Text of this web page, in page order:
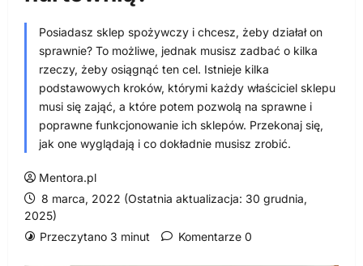
Posiadasz sklep spożywczy i chcesz, żeby działał on
sprawnie? To możliwe, jednak musisz zadbać o kilka
rzeczy, żeby osiągnąć ten cel. Istnieje kilka
podstawowych kroków, którymi każdy właściciel sklepu
musi się zająć, a które potem pozwolą na sprawne i
poprawne funkcjonowanie ich sklepów. Przekonaj się,
jak one wyglądają i co dokładnie musisz zrobić.
Mentora.pl
8 marca, 2022 (Ostatnia aktualizacja: 30 grudnia,
2025)
Przeczytano 3 minut
Komentarze 0